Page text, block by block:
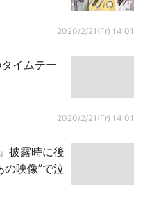
2020/2/21(Fr) 14:01
イムテー
2020/2/21(Fr) 14:01
披露時に後
の映像”で泣